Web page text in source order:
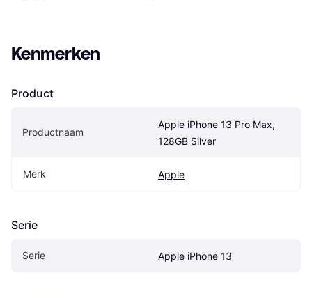
Kenmerken
Product
Productnaam
Apple iPhone 13 Pro Max,
128GB Silver
Merk Apple
Serie
Serie Apple iPhone 13